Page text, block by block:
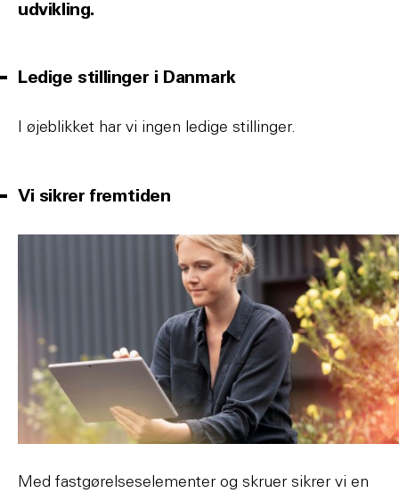
udvikling.
Ledige stillinger i Danmark
I øjeblikket har vi ingen ledige stillinger.
Vi sikrer fremtiden
Med fastgørelseselementer og skruer sikrer vi en